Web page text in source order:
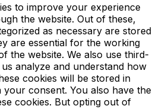
to improve your experience
the website. Out of these,
as necessary are stored
are essential for the working
the website. We also use third-
analyze and understand how
cookies will be stored in
consent. You also have the
cookies. But opting out of